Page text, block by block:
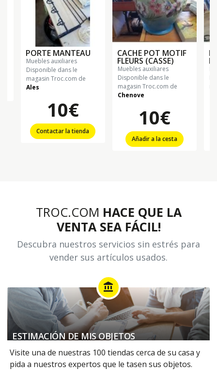
PORTE MANTEAU
muebles auxiliares
Disponible dans le
magasin Troc.com de
Ales
10€
Contactar la tienda
CACHE POT MOTIF
FLEURS (CASSE)
muebles auxiliares
Disponible dans le
magasin Troc.com de
Chenove
10€
Añadir a la cesta
TROC.COM HACE QUE LA
VENTA SEA FÁCIL!
Descubra nuestros servicios sin estrés para
vender sus artículos usados.
account_balance
ESTIMACIÓN DE MIS OBJETOS
Visite una de nuestras 100 tiendas cerca de su casa y
pida a nuestros expertos que le tasen sus objetos.